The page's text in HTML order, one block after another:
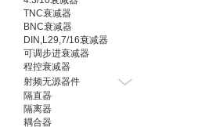
TNC衰减器
BNC衰减器
DIN,L29,7/16衰减器
可调步进衰减器
程控衰减器
射频无源器件
隔直器
隔离器
耦合器